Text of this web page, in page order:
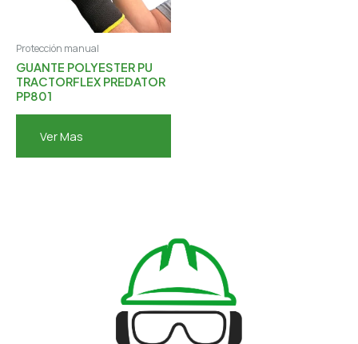
Protección manual
GUANTE POLYESTER PU
TRACTORFLEX PREDATOR
PP801
Ver Mas